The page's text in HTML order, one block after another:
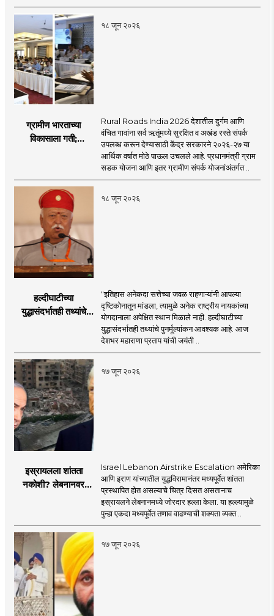
१८ जून २०२६
ग्रामीण भारताच्या
विकासाला गती;
लक्ष्य!
Rural Roads India 2026 देशातील दुर्गम आणि
वंचित गावांना सर्व ऋतूंमध्ये सुरक्षित व अखंड रस्ते संपर्क
उपलब्ध करून देण्यासाठी केंद्र सरकारने २०२६-२७ या
आर्थिक वर्षात मोठे पाऊल उचलले आहे. प्रधानमंत्री ग्राम
सडक योजना आणि इतर ग्रामीण संपर्क योजनांअंतर्गत ..
१८ जून २०२६
हल्दीघाटीच्या
युद्धासंदर्भातही तथ्यांचे
मोहनजी भागवत
"इतिहास अनेकदा सत्तेच्या जवळ राहणाऱ्यांनी आपल्या
दृष्टिकोनातून मांडला, त्यामुळे अनेक राष्ट्रीय नायकांच्या
योगदानाला अपेक्षित स्थान मिळाले नाही. हल्दीघाटीच्या
युद्धासंदर्भातही तथ्यांचे पुनर्मूल्यांकन आवश्यक आहे. आज
देशभर महाराणा प्रताप यांची जयंती ..
१७ जून २०२६
इस्रायलला शांतता
नकोशी? लेबनानवर
इराण-अमेरिकेत आरोप-
प्रत्यारोप
Israel Lebanon Airstrike Escalation अमेरिका
आणि इराण यांच्यातील युद्धविरामानंतर मध्यपूर्वेत शांतता
प्रस्थापित होत असल्याचे चित्र दिसत असतानाच
इस्रायलने लेबनानमध्ये जोरदार हल्ला केला. या हल्ल्यामुळे
पुन्हा एकदा मध्यपूर्वेत तणाव वाढण्याची शक्यता व्यक्त ..
१७ जून २०२६